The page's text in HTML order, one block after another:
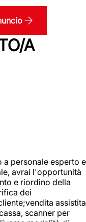
A
a personale esperto e
avrai l'opportunità
e riordino della
dei
assistita
scanner per